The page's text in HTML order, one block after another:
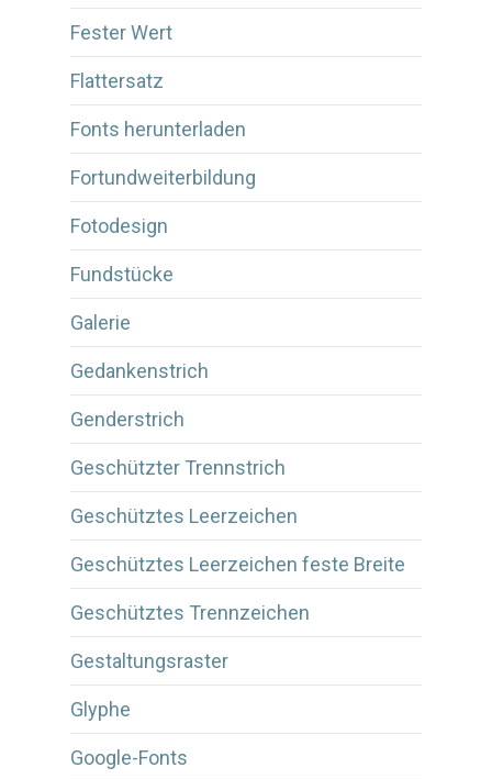
Fester Wert
Flattersatz
Fonts herunterladen
Fortundweiterbildung
Fotodesign
Fundstücke
Galerie
Gedankenstrich
Genderstrich
Geschützter Trennstrich
Geschütztes Leerzeichen
Geschütztes Leerzeichen feste Breite
Geschütztes Trennzeichen
Gestaltungsraster
Glyphe
Google-Fonts